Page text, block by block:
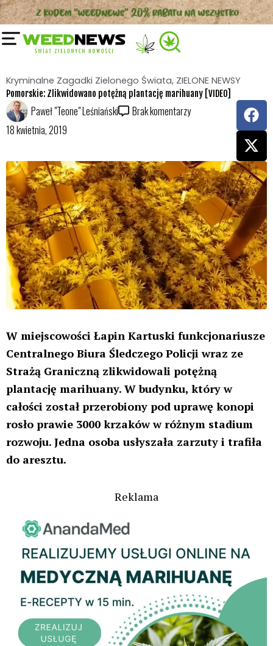
Przejdź
do
treści
Kryminalne Zagadki Zielonego Świata, ZIELONE NEWSY
Pomorskie: Zlikwidowano potężną plantację marihuany [VIDEO]
Paweł "Teone" Leśniański
Brak komentarzy
18 kwietnia, 2019
F
a
c
e
b
o
o
k
X
-
t
w
i
t
t
e
r
W miejscowości Łapin Kartuski funkcjonariusze
Centralnego Biura Śledczego Policji wraz ze
Strażą Graniczną zlikwidowali potężną
plantację marihuany. W budynku, który w
całości został przerobiony pod uprawę konopi
rosło prawie 3000 krzaków w różnym stadium
rozwoju. Jedna osoba usłyszała zarzuty i trafiła
do aresztu.
Reklama